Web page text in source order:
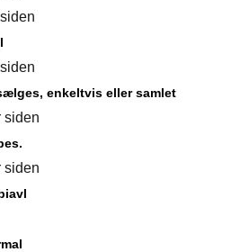
enkeltvis eller samlet
siden
siden